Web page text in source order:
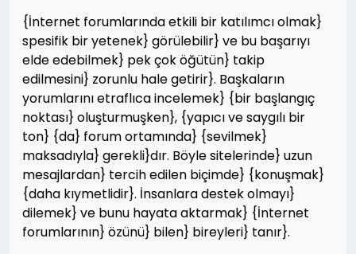
{İnternet forumlarında etkili bir katılımcı olmak}
spesifik bir yetenek} görülebilir} ve bu başarıyı
elde edebilmek} pek çok öğütün} takip
edilmesini} zorunlu hale getirir}. Başkaların
yorumlarını etraflıca incelemek} {bir başlangıç
noktası} oluşturmuşken}, {yapıcı ve saygılı bir
ton} {da} forum ortamında} {sevilmek}
maksadıyla} gerekli}dır. Böyle sitelerinde} uzun
mesajlardan} tercih edilen biçimde} {konuşmak}
{daha kıymetlidir}. İnsanlara destek olmayı}
dilemek} ve bunu hayata aktarmak} {İnternet
forumlarının} özünü} bilen} bireyleri} tanır}.